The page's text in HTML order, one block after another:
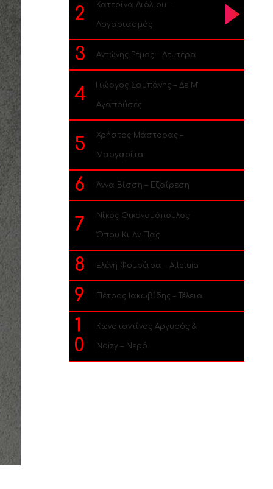
2 Κατερίνα Λιόλιου –
Λογαριασμός
3 Αντώνης Ρέμος – Δευτέρα
4 Γιώργος Σαμπάνης – Δε Μ’
Αγαπούσες
5 Χρήστος Μάστορας –
Μαργαρίτα
6 Άννα Βίσση – Εξαίρεση
7 Νίκος Οικονομόπουλος –
Όπου Κι Αν Πας
8 Ελένη Φουρέιρα – Alleluia
9 Πέτρος Ιακωβίδης – Τέλεια
1
0
Κωνσταντίνος Αργυρός &
Noizy – Νερό